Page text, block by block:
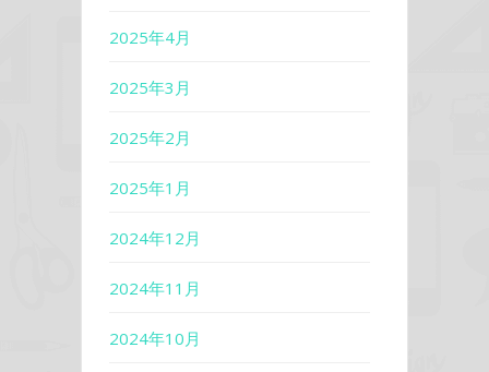
2025年4月
2025年3月
2025年2月
2025年1月
2024年12月
2024年11月
2024年10月